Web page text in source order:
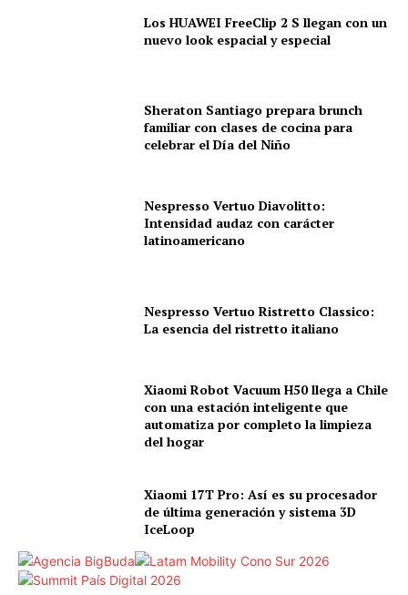
Los HUAWEI FreeClip 2 S llegan con un
nuevo look espacial y especial
Sheraton Santiago prepara brunch
familiar con clases de cocina para
celebrar el Día del Niño
Nespresso Vertuo Diavolitto:
Intensidad audaz con carácter
latinoamericano
Nespresso Vertuo Ristretto Classico:
La esencia del ristretto italiano
Xiaomi Robot Vacuum H50 llega a Chile
con una estación inteligente que
automatiza por completo la limpieza
del hogar
Xiaomi 17T Pro: Así es su procesador
de última generación y sistema 3D
IceLoop